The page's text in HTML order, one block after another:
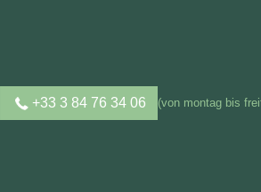
+33 3 84 76 34 06 (von montag bis